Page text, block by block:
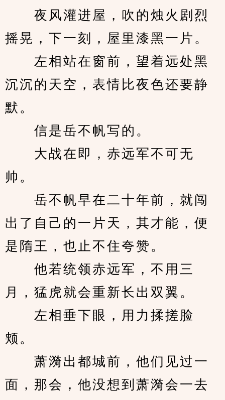
夜风灌进屋，吹的烛火剧烈
摇晃，下一刻，屋里漆黑一片。
左相站在窗前，望着远处黑
沉沉的天空，表情比夜色还要静
默。
信是岳不帆写的。
大战在即，赤远军不可无
帅。
岳不帆早在二十年前，就闯
出了自己的一片天，其才能，便
是隋王，也止不住夸赞。
他若统领赤远军，不用三
月，猛虎就会重新长出双翼。
左相垂下眼，用力揉搓脸
颊。
萧漪出都城前，他们见过一
面，那会，他没想到萧漪会一去